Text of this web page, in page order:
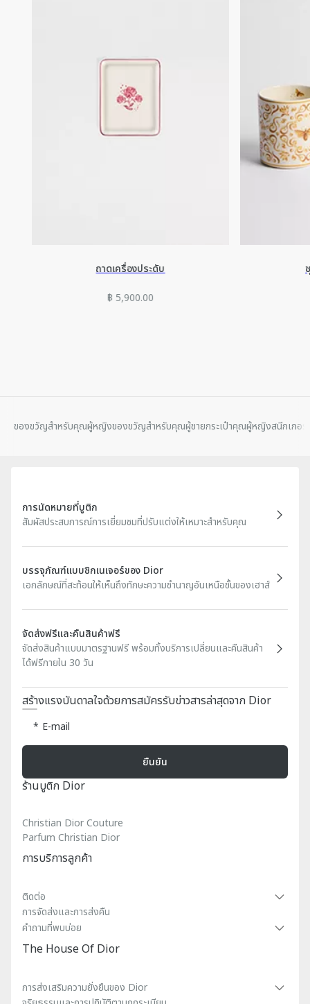
ถาดเครื่องประดับ
฿ 5,900.00
ของขวัญสําหรับคุณผู้หญิงของขวัญสําหรับคุณผู้ชายกระเป๋าคุณผู้หญิงสนีกเกอ
การนัดหมายที่บูติก
สัมผัสประสบการณ์การเยี่ยมชมที่ปรับแต่งให้เหมาะสำหรับคุณ
บรรจุภัณฑ์แบบซิกเนเจอร์ของ Dior
เอกลักษณ์ที่สะท้อนให้เห็นถึงทักษะความชำนาญอันเหนือชั้นของเฮาส์
จัดส่งฟรีและคืนสินค้าฟรี
จัดส่งสินค้าแบบมาตรฐานฟรี พร้อมทั้งบริการเปลี่ยนและคืนสินค้า
ได้ฟรีภายใน 30 วัน
สร้างแรงบันดาลใจด้วยการสมัครรับข่าวสารล่าสุดจาก Dior
E-mail
ยืนยัน
ร้านบูติก Dior
Christian Dior Couture
Parfum Christian Dior
การบริการลูกค้า
ติดต่อ
การจัดส่งและการส่งคืน
คําถามที่พบบ่อย
The House Of Dior
การส่งเสริมความยั่งยืนของ Dior